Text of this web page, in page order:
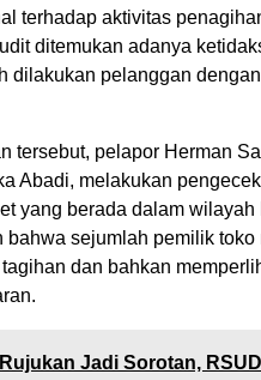
terhadap aktivitas
ditemukan adanya
dilakukan pelanggan
tersebut, pelapor Herman
Abadi, melakukan
yang berada dalam wilayah
sejumlah pemilik toko
dan bahkan
Jadi Sorotan,